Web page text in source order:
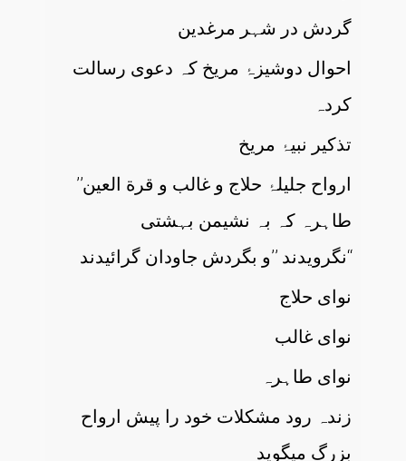
گردش در شہر مرغدین
احوال دوشیزۂ مریخ کہ دعوی رسالت
کردہ
تذکیر نبیۂ مریخ
’’ارواح جلیلۂ حلاج و غالب و قرة العین
طاہرہ کہ بہ نشیمن بہشتی
نگرویدند ’’و بگردش جاودان گرائیدند‘‘
نوای حلاج
نوای غالب
نوای طاہرہ
زندہ رود مشکلات خود را پیش ارواح
بزرگ میگوید